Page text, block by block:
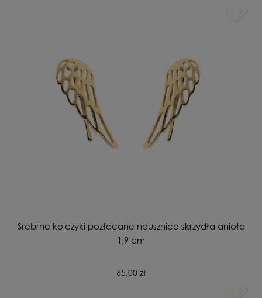
Srebrne kolczyki pozłacane nausznice skrzydła anioła
1,9 cm
65,00 zł